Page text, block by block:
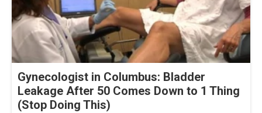
Gynecologist in Columbus: Bladder
Leakage After 50 Comes Down to 1 Thing
(Stop Doing This)